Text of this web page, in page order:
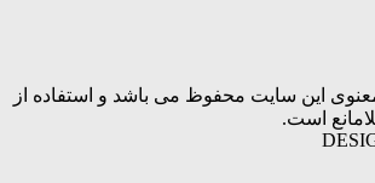
این سایت محفوظ می باشد و استفاده از
است.